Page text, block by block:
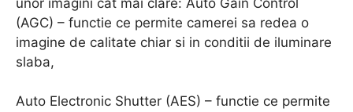
(AGC) – functie ce permite camerei sa redea o
imagine de calitate chiar si in conditii de iluminare
slaba,
Auto Electronic Shutter (AES) – functie ce permite